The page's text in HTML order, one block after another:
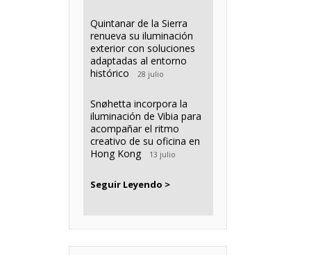
Quintanar de la Sierra
renueva su iluminación
exterior con soluciones
adaptadas al entorno
histórico
28 julio
Snøhetta incorpora la
iluminación de Vibia para
acompañar el ritmo
creativo de su oficina en
Hong Kong
13 julio
Seguir Leyendo >